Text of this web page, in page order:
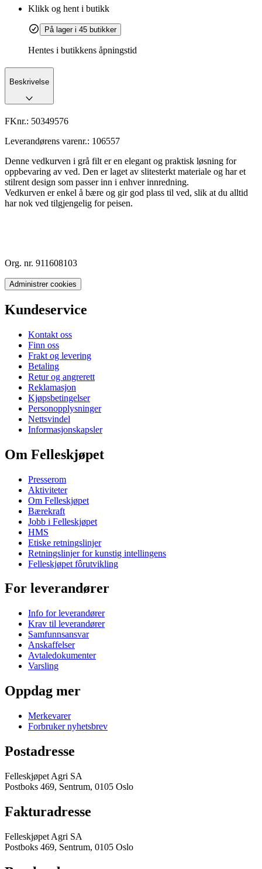
Klikk og hent i butikk
På lager i 45 butikker
Hentes i butikkens åpningstid
Beskrivelse
FKnr.: 50349576
Leverandørens varenr.: 106557
Denne vedkurven i grå filt er en elegant og praktisk løsning for
oppbevaring av ved. Den er laget av slitesterkt materiale og har et
stilrent design som passer inn i enhver innredning.
Vedkurven er enkel å bære og gir god plass til ved, slik at du alltid
har nok ved tilgjengelig for peisen.
Org. nr. 911608103
Administrer cookies
Kundeservice
Kontakt oss
Finn oss
Frakt og levering
Betaling
Retur og angrerett
Reklamasjon
Kjøpsbetingelser
Personopplysninger
Nettsvindel
Informasjonskapsler
Om Felleskjøpet
Presserom
Aktiviteter
Om Felleskjøpet
Bærekraft
Jobb i Felleskjøpet
HMS
Etiske retningslinjer
Retningslinjer for kunstig intellingens
Felleskjøpet fôrutvikling
For leverandører
Info for leverandører
Krav til leverandører
Samfunnsansvar
Anskaffelser
Avtaledokumenter
Varsling
Oppdag mer
Merkevarer
Forbruker nyhetsbrev
Postadresse
Felleskjøpet Agri SA
Postboks 469, Sentrum, 0105 Oslo
Fakturadresse
Felleskjøpet Agri SA
Postboks 469, Sentrum, 0105 Oslo